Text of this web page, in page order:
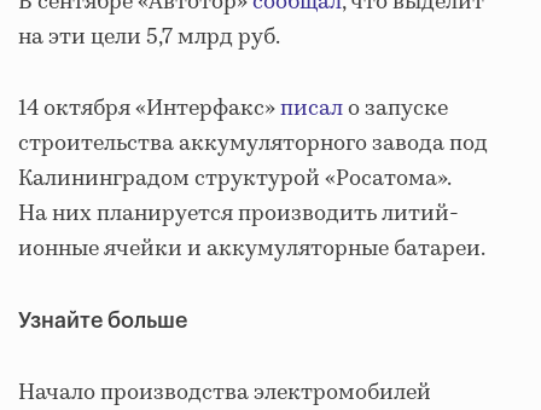
на эти цели 5,7 млрд руб.
14 октября «Интерфакс»писало запуске
строительства аккумуляторного завода под
Калининградом структурой «Росатома».
На них планируется производить литий-
ионные ячейки и аккумуляторные батареи.
Узнайте больше
Начало производства электромобилей